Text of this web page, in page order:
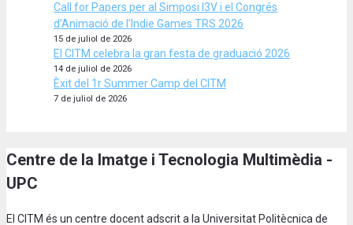
Call for Papers per al Simposi I3V i el Congrés
d’Animació de l’Indie Games TRS 2026
15 de juliol de 2026
El CITM celebra la gran festa de graduació 2026
14 de juliol de 2026
Èxit del 1r Summer Camp del CITM
7 de juliol de 2026
Centre de la Imatge i Tecnologia Multimèdia -
UPC
El CITM és un centre docent adscrit a la Universitat Politècnica de